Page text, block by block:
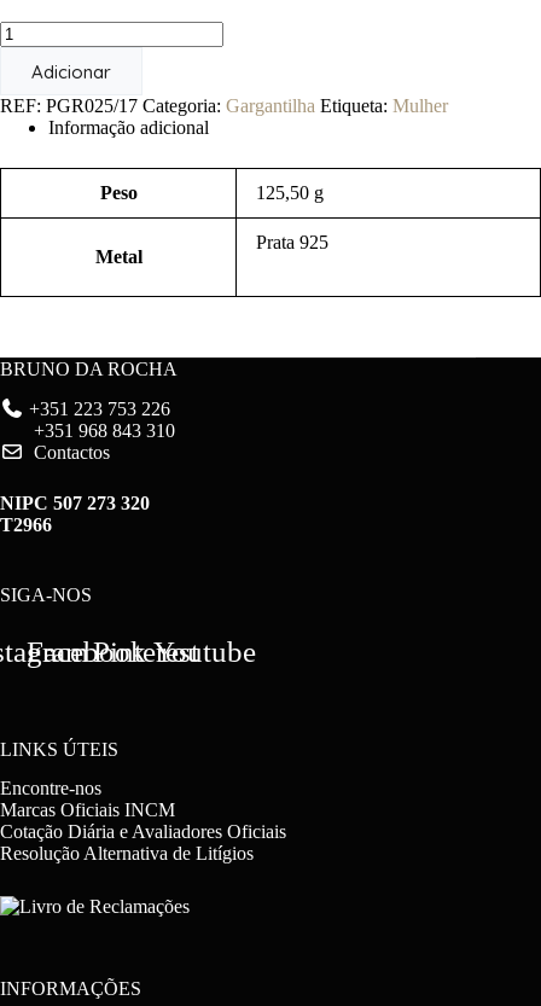
Quantidade
de
Calatrava
Adicionar
REF: PGR025/17 Categoria: Gargantilha Etiqueta: Mulher
Informação adicional
Peso 125,50 g
Metal
Prata 925
BRUNO DA ROCHA
+351 223 753 226
+351 968 843 310
Contactos
NIPC 507 273 320
T2966
SIGA-NOS
FacebookPinterestYoutube
LINKS ÚTEIS
Encontre-nos
Marcas Oficiais INCM
Cotação Diária e Avaliadores Oficiais
Resolução Alternativa de Litígios
INFORMAÇÕES